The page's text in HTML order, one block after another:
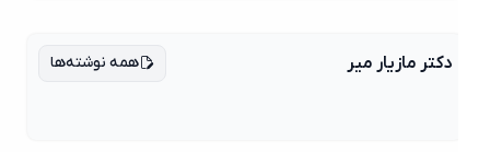
دکتر مازیار میر همه نوشته‌ها